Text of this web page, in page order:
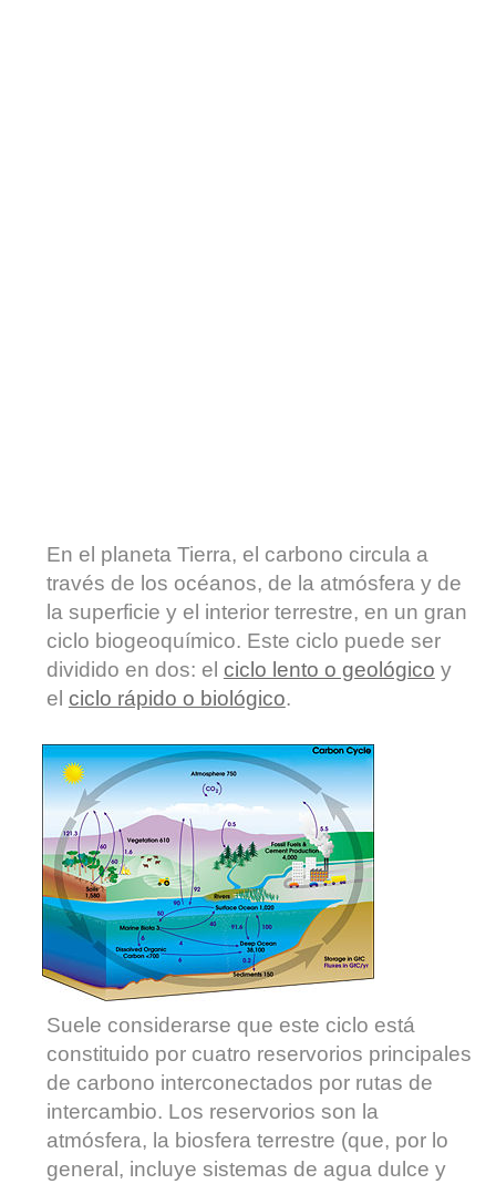
En el planeta Tierra, el carbono circula a
través de los océanos, de la atmósfera y de
la superficie y el interior terrestre, en un gran
ciclo biogeoquímico. Este ciclo puede ser
dividido en dos: el ciclo lento o geológico y
el ciclo rápido o biológico.
Suele considerarse que este ciclo está
constituido por cuatro reservorios principales
de carbono interconectados por rutas de
intercambio. Los reservorios son la
atmósfera, la biosfera terrestre (que, por lo
general, incluye sistemas de agua dulce y